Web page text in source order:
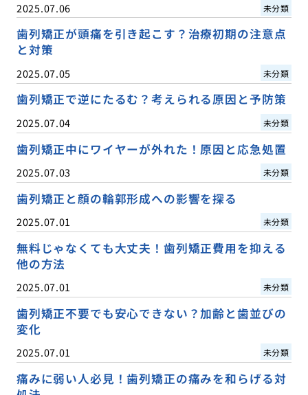
2025.07.06 未分類
歯列矯正が頭痛を引き起こす？治療初期の注意点
と対策
2025.07.05 未分類
歯列矯正で逆にたるむ？考えられる原因と予防策
2025.07.04 未分類
歯列矯正中にワイヤーが外れた！原因と応急処置
2025.07.03 未分類
歯列矯正と顔の輪郭形成への影響を探る
2025.07.01 未分類
無料じゃなくても大丈夫！歯列矯正費用を抑える
他の方法
2025.07.01 未分類
歯列矯正不要でも安心できない？加齢と歯並びの
変化
2025.07.01 未分類
痛みに弱い人必見！歯列矯正の痛みを和らげる対